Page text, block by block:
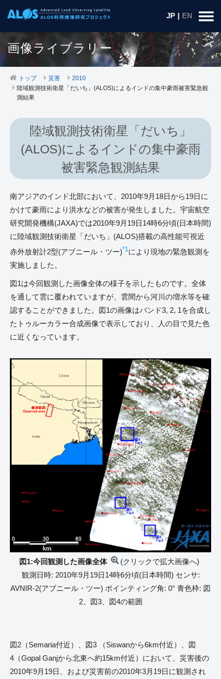
JP | EN
画像ライブラリー
トップ 災害
2010
陸域観測技術衛星「だいち」(ALOS)によるインドの集中豪雨被害緊急観
測結果
陸域観測技術衛星「だいち」
(ALOS)によるインドの集中豪雨
被害緊急観測結果
南アジアのインド北部において、2010年9月18日から19日に
かけて豪雨により洪水などの被害が発生しました。宇宙航空
研究開発機構(JAXA)では2010年9月19日14時6分頃(日本時間)
に陸域観測技術衛星「だいち」(ALOS)搭載の高性能可視近
赤外放射計2型(アブニール・ツー)*1 により現地の緊急観測を
実施しました。
図1は今回観測した画像全体の様子を示したものです。全体
を通して雲に覆われていますが、雲間から河川の増水等を確
認することができました。図1の画像はバンド3, 2, 1を合成し
たトゥルーカラー合成画像で表示しており、人の目で見た色
に近くなっています。
図1:今回観測した画像全体
(クリックで拡大画像へ)
観測日時: 2010年9月19日14時6分頃(日本時間) センサ:
AVNIR-2(アブニール・ツー) ポインティング角: 0° 青色枠: 図
2、図3、図4の範囲
図2（Semaria付近）、図3 （Siswanから6km付近）、図
4（Gopal Ganjから北東へ約15km付近）において、災害後の
2010年9月19日、および災害前の2010年3月19日に観測され